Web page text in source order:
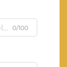
0/100